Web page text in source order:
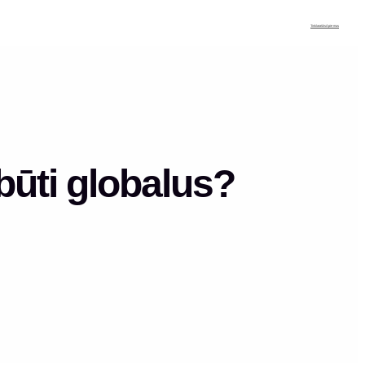
TinklaraštisApie mus
globalus?